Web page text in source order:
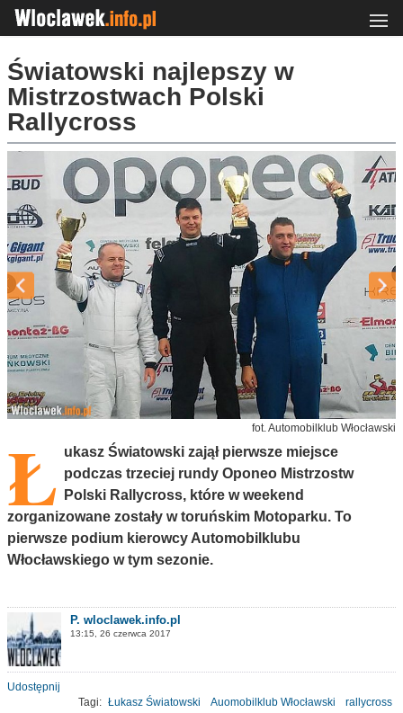
Światowski najlepszy w
Mistrzostwach Polski
Rallycross
fot. Automobilklub Włocławski
Ł ukasz Światowski zajął pierwsze miejsce
podczas trzeciej rundy Oponeo Mistrzostw
Polski Rallycross, które w weekend
zorganizowane zostały w toruńskim Motoparku. To
pierwsze podium kierowcy Automobilklubu
Włocławskiego w tym sezonie.
P. wloclawek.info.pl
13:15, 26 czerwca 2017
Udostępnij
Tagi: Łukasz Światowski Auomobilklub Włocławski
rallycross